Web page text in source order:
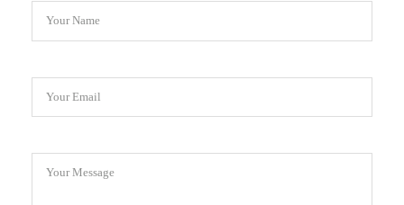
Your Name
Your Email
Your Message